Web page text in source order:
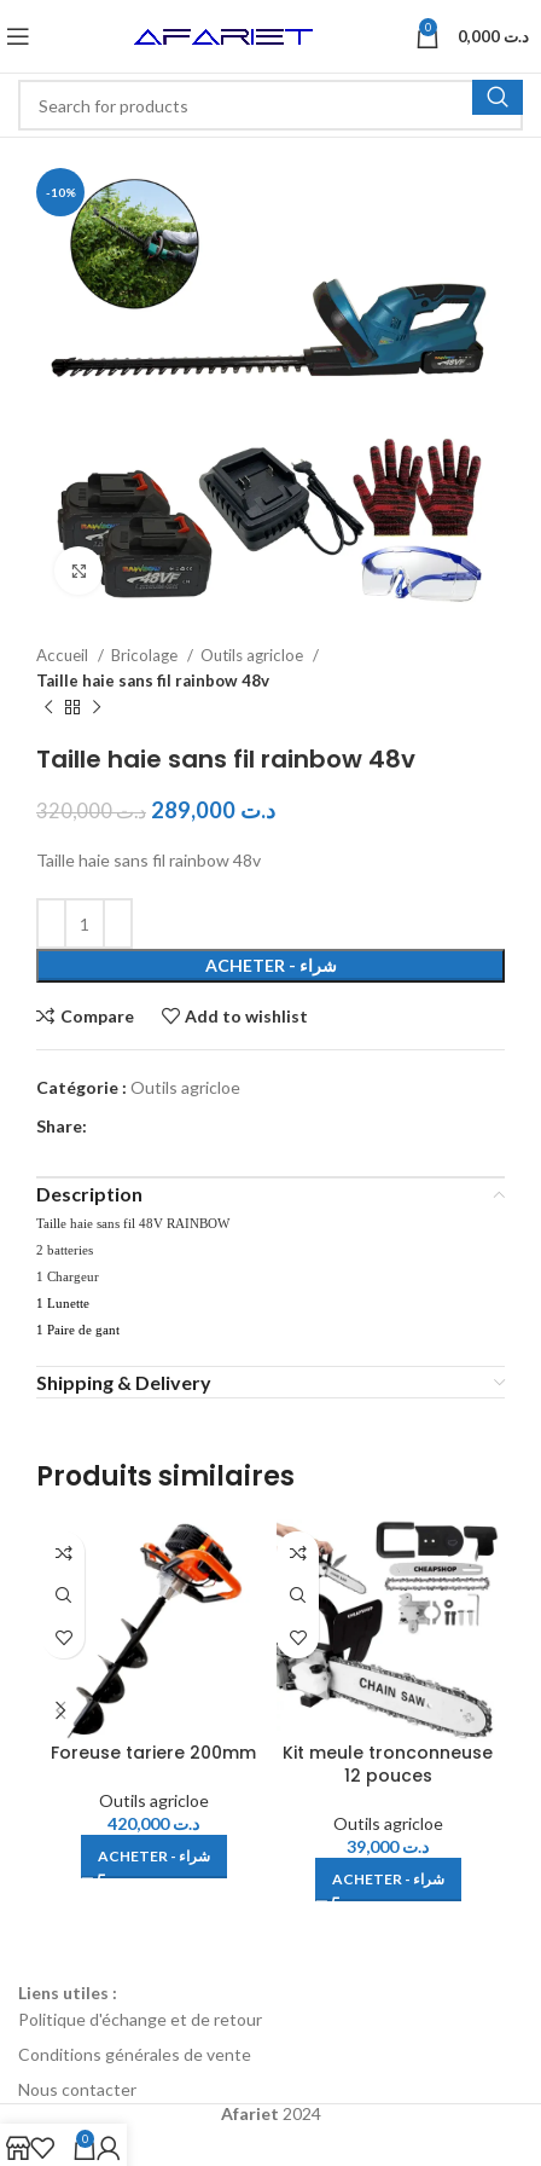
0 د.ت
-10%
Click to enlarge
Accueil Bricolage
Outils agricloe
Taille haie sans fil rainbow 48v
Taille haie sans fil rainbow 48v
د.ت320,000 د.ت
Taille haie sans fil rainbow 48v
ACHETER - شراء
Compare Add to wishlist
Catégorie : Outils agricloe
Share:
Description
Taille haie sans fil 48V RAINBOW
2 batteries
1 Chargeur
1 Lunette
1 Paire de gant
Shipping & Delivery
Produits similaires
Foreuse tariere 200mm
Outils agricloe
د.ت420,000
ACHETER - شراء
Kit meule tronconneuse
12 pouces
Outils agricloe
د.ت39,000
ACHETER - شراء
Liens utiles :
Politique d'échange et de retour
Conditions générales de vente
Nous contacter
Afariet 2024
0